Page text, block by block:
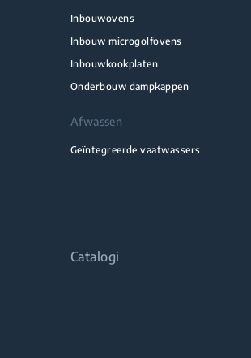
Inbouwovens
Inbouw microgolfovens
Inbouwkookplaten
Onderbouw dampkappen
Afwassen
Geïntegreerde vaatwassers
Catalogi